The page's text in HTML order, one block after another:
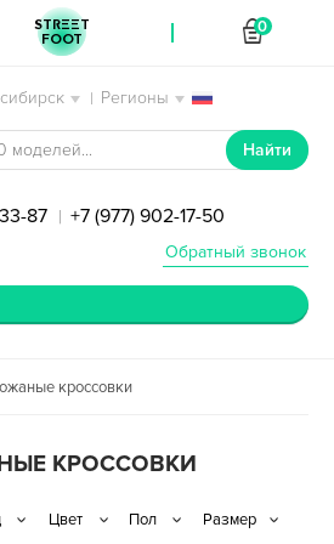
| Регионы
Найти
87 | +7 (977) 902-17-50
Обратный звонок
кроссовки
КРОССОВКИ
STREET
FOOT
0